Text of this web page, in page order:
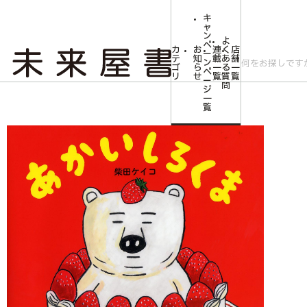
カ
テ
ゴ
リ
お
知
ら
せ
キ
ャ
ン
ペ
ー
ン
ペ
ー
ジ
一
覧
連
載
一
覧
よ
く
あ
る
質
問
店
舗
一
覧
あかいしろくま